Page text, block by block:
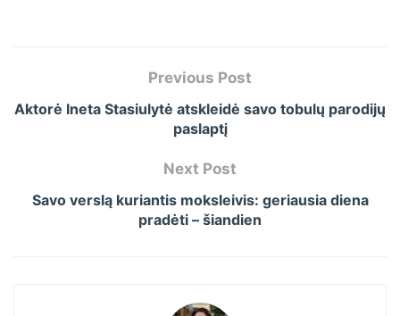
Previous Post
Aktorė Ineta Stasiulytė atskleidė savo tobulų parodijų
paslaptį
Next Post
Savo verslą kuriantis moksleivis: geriausia diena
pradėti – šiandien